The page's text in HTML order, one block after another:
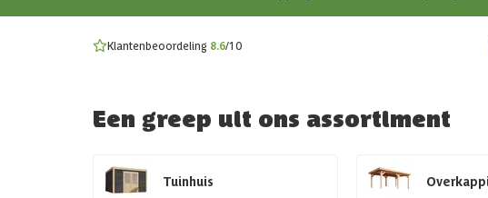
Klantenbeoordeling 8.6/10
Een greep uit ons assortiment
Tuinhuis